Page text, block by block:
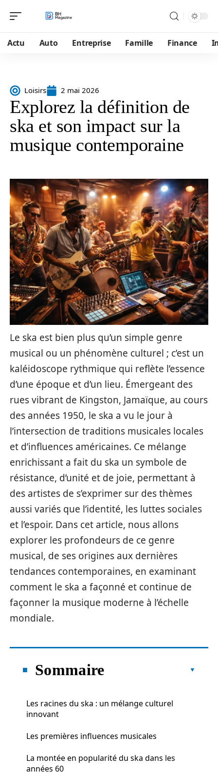
Actu Auto Entreprise Famille Finance
Loisirs 2 mai 2026
Explorez la définition de
ska et son impact sur la
musique contemporaine
Le ska est bien plus qu’un simple genre
musical ou un phénomène culturel ; c’est un
kaléidoscope rythmique qui reflète l’essence
d’une époque et d’un lieu. Émergeant des
rues vibrant de Kingston, Jamaïque, au cours
des années 1950, le ska a vu le jour à
l’intersection de traditions musicales locales
et d’influences américaines. Ce mélange
enrichissant a fait du ska un symbole de
résistance, d’unité et de joie, permettant à
des artistes de s’exprimer sur des thèmes
aussi variés que l’identité, les luttes sociales
et l’espoir. Dans cet article, nous allons
explorer les profondeurs de ce genre
musical, de ses origines aux dernières
tendances contemporaines, en examinant
comment le ska a façonné et continue de
façonner la musique moderne à l’échelle
mondiale.
Sommaire
Les racines du ska : un mélange culturel
innovant
Les premières influences musicales
La montée en popularité du ska dans les
années 60